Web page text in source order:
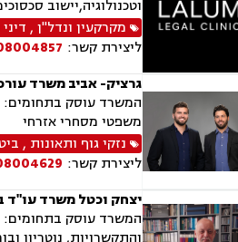
וטכנולוגיה,יישוב
מקרקעין ונדל"ן,
ליצירת קשר:
גרציק- אביב משרד
המשרד עוסק בתחומים:
משפטי מסחרי אזרחי
נזקי גוף ותאונות ,
ליצירת קשר:
יצחק וכטל משרד עו"ד
המשרד עוסק בתחומים:
והתקשרויות, נוטריון